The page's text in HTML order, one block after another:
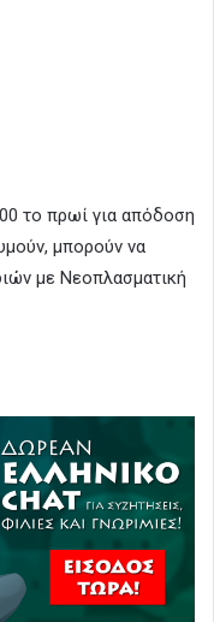
το πρωί για απόδοση
μπορούν να
με Νεοπλασματική